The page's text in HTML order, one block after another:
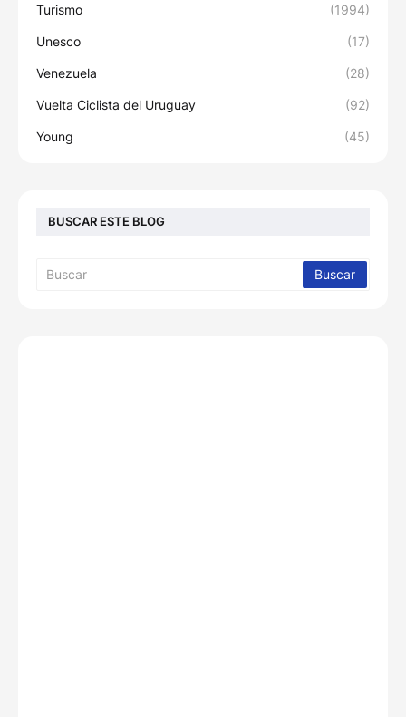
Turismo (1994)
Unesco (17)
Venezuela (28)
Vuelta Ciclista del Uruguay (92)
Young (45)
BUSCAR ESTE BLOG